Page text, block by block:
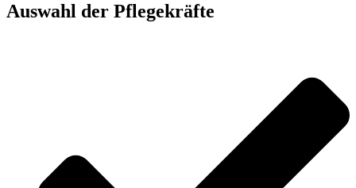
Auswahl der Pflegekräfte